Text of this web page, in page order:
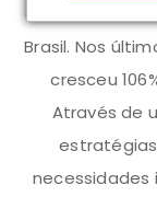
contratos
Brasil. Nos
cresceu
Através de
necessidades